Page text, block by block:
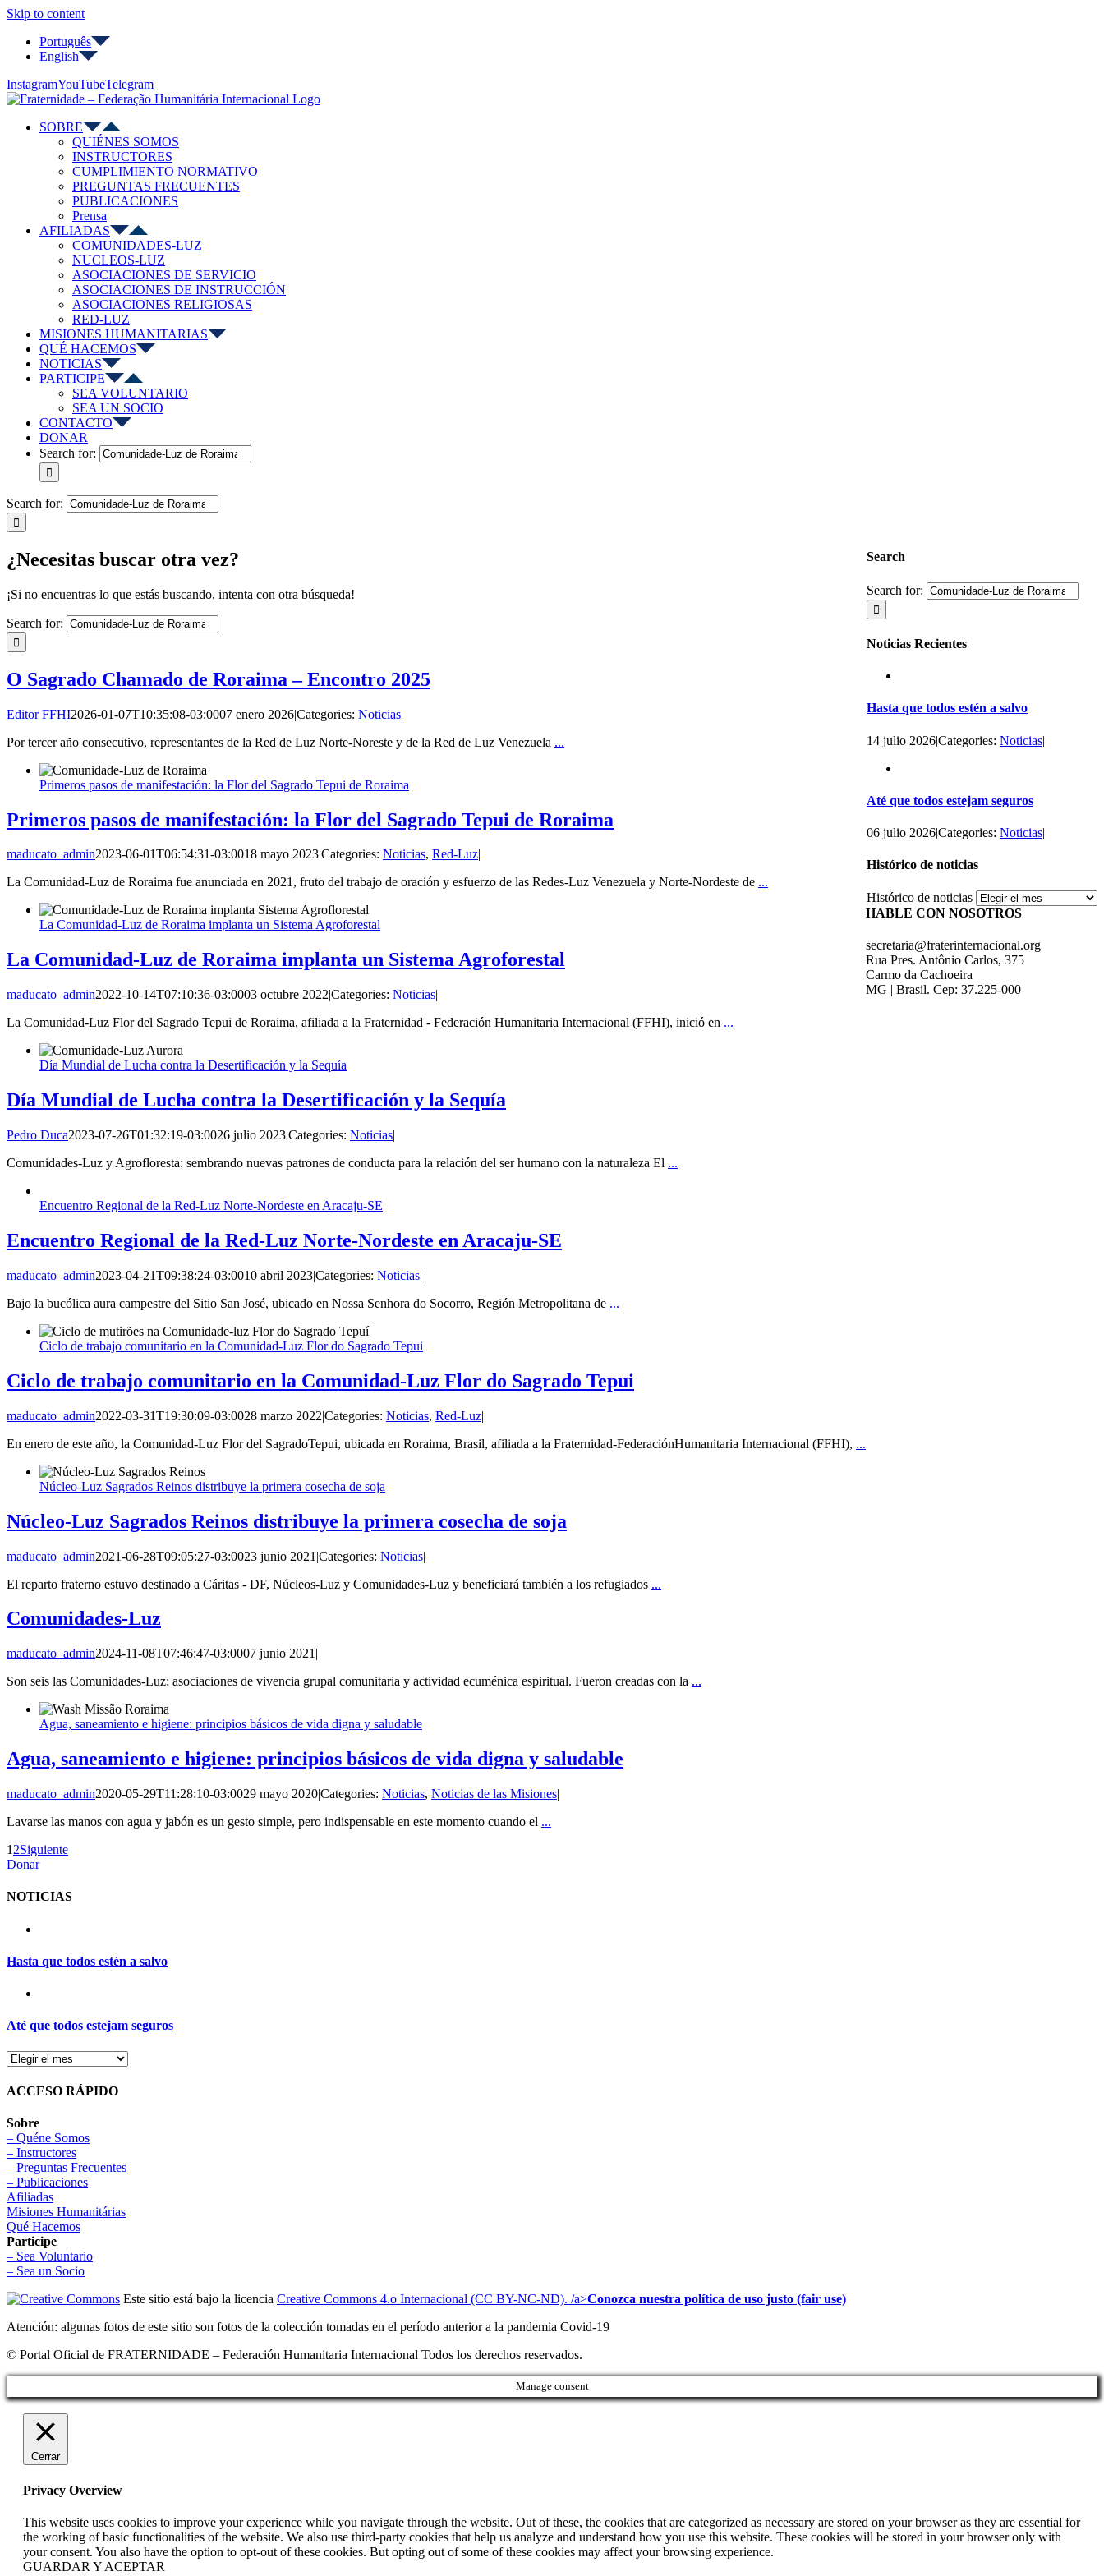
Skip to content
Português
English
InstagramYouTubeTelegram
SOBRE
QUIÉNES SOMOS
INSTRUCTORES
CUMPLIMIENTO NORMATIVO
PREGUNTAS FRECUENTES
PUBLICACIONES
Prensa
AFILIADAS
COMUNIDADES-LUZ
NUCLEOS-LUZ
ASOCIACIONES DE SERVICIO
ASOCIACIONES DE INSTRUCCIÓN
ASOCIACIONES RELIGIOSAS
RED-LUZ
MISIONES HUMANITARIAS
QUÉ HACEMOS
NOTICIAS
PARTICIPE
SEA VOLUNTARIO
SEA UN SOCIO
CONTACTO
DONAR
Search for:
Search for:
¿Necesitas buscar otra vez?
¡Si no encuentras lo que estás buscando, intenta con otra búsqueda!
Search for:
O Sagrado Chamado de Roraima – Encontro 2025
Editor FFHI2026-01-07T10:35:08-03:0007 enero 2026|Categories: Noticias|
Por tercer año consecutivo, representantes de la Red de Luz Norte-Noreste y de la Red de Luz Venezuela ...
Primeros pasos de manifestación: la Flor del Sagrado Tepui de Roraima
Primeros pasos de manifestación: la Flor del Sagrado Tepui de Roraima
maducato_admin2023-06-01T06:54:31-03:0018 mayo 2023|Categories: Noticias, Red-Luz|
La Comunidad-Luz de Roraima fue anunciada en 2021, fruto del trabajo de oración y esfuerzo de las Redes-Luz Venezuela y Norte-Nordeste de ...
La Comunidad-Luz de Roraima implanta un Sistema Agroforestal
La Comunidad-Luz de Roraima implanta un Sistema Agroforestal
maducato_admin2022-10-14T07:10:36-03:0003 octubre 2022|Categories: Noticias|
La Comunidad-Luz Flor del Sagrado Tepui de Roraima, afiliada a la Fraternidad - Federación Humanitaria Internacional (FFHI), inició en ...
Día Mundial de Lucha contra la Desertificación y la Sequía
Día Mundial de Lucha contra la Desertificación y la Sequía
Pedro Duca2023-07-26T01:32:19-03:0026 julio 2023|Categories: Noticias|
Comunidades-Luz y Agrofloresta: sembrando nuevas patrones de conducta para la relación del ser humano con la naturaleza El ...
Encuentro Regional de la Red-Luz Norte-Nordeste en Aracaju-SE
Encuentro Regional de la Red-Luz Norte-Nordeste en Aracaju-SE
maducato_admin2023-04-21T09:38:24-03:0010 abril 2023|Categories: Noticias|
Bajo la bucólica aura campestre del Sitio San José, ubicado en Nossa Senhora do Socorro, Región Metropolitana de ...
Ciclo de trabajo comunitario en la Comunidad-Luz Flor do Sagrado Tepui
Ciclo de trabajo comunitario en la Comunidad-Luz Flor do Sagrado Tepui
maducato_admin2022-03-31T19:30:09-03:0028 marzo 2022|Categories: Noticias, Red-Luz|
En enero de este año, la Comunidad-Luz Flor del SagradoTepui, ubicada en Roraima, Brasil, afiliada a la Fraternidad-FederaciónHumanitaria Internacional (FFHI), ...
Núcleo-Luz Sagrados Reinos distribuye la primera cosecha de soja
Núcleo-Luz Sagrados Reinos distribuye la primera cosecha de soja
maducato_admin2021-06-28T09:05:27-03:0023 junio 2021 |Categories: Noticias|
El reparto fraterno estuvo destinado a Cáritas - DF, Núcleos-Luz y Comunidades-Luz y beneficiará también a los refugiados ...
Comunidades-Luz
maducato_admin2024-11-08T07:46:47-03:0007 junio 2021 |
Son seis las Comunidades-Luz: asociaciones de vivencia grupal comunitaria y actividad ecuménica espiritual. Fueron creadas con la ...
Agua, saneamiento e higiene: principios básicos de vida digna y saludable
Agua, saneamiento e higiene: principios básicos de vida digna y saludable
maducato_admin2020-05-29T11:28:10-03:0029 mayo 2020|Categories: Noticias, Noticias de las Misiones|
Lavarse las manos con agua y jabón es un gesto simple, pero indispensable en este momento cuando el ...
1 2Siguiente
Search
Search for:
Noticias Recientes
Hasta que todos estén a salvo
14 julio 2026|Categories: Noticias|
Até que todos estejam seguros
06 julio 2026|Categories: Noticias|
Histórico de noticias
Histórico de noticias
HABLE CON NOSOTROS
secretaria@fraterinternacional.org
Rua Pres. Antônio Carlos, 375
Carmo da Cachoeira
MG | Brasil. Cep: 37.225-000
Donar
NOTICIAS
Hasta que todos estén a salvo
Até que todos estejam seguros
ACCESO RÁPIDO
Sobre
– Quéne Somos
– Instructores
– Preguntas Frecuentes
– Publicaciones
Afiliadas
Misiones Humanitárias
Qué Hacemos
Participe
– Sea Voluntario
– Sea un Socio
Este sitio está bajo la licencia Creative Commons 4.o Internacional (CC BY-NC-ND). /a>Conozca nuestra política de uso justo (fair use)
Atención: algunas fotos de este sitio son fotos de la colección tomadas en el período anterior a la pandemia Covid-19
© Portal Oficial de FRATERNIDADE – Federación Humanitaria Internacional Todos los derechos reservados.
Manage consent
Cerrar
Privacy Overview
This website uses cookies to improve your experience while you navigate through the website. Out of these, the cookies that are categorized as necessary are stored on your browser as they are essential for
the working of basic functionalities of the website. We also use third-party cookies that help us analyze and understand how you use this website. These cookies will be stored in your browser only with
your consent. You also have the option to opt-out of these cookies. But opting out of some of these cookies may affect your browsing experience.
GUARDAR Y ACEPTAR